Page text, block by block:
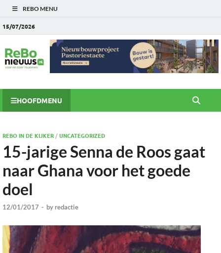
REBO MENU
15/07/2026
HOOFDMENU
REBO IN DE KIJKER/UNCATEGORIZED
15-jarige Senna de Roos gaat
naar Ghana voor het goede
doel
12/01/2017 - by redactie